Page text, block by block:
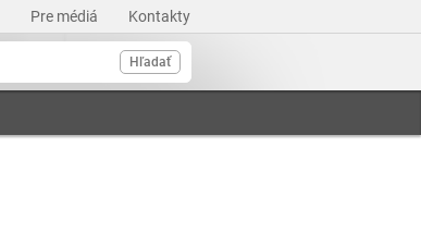
Pre médiá Kontakty
Hľadať